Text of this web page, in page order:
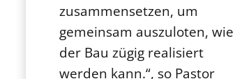
zusammensetzen, um
gemeinsam auszuloten, wie
der Bau zügig realisiert
werden kann.“, so Pastor